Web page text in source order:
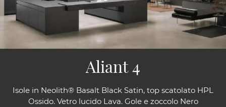
Isole in Neolith® Basalt Black Satin, top scatolato HPL
Ossido. Vetro lucido Lava. Gole e zoccolo Nero
Aliant 4